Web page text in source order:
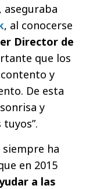
, al conocerse
Director de
que los
y
De esta
y
ha
en 2015
a las